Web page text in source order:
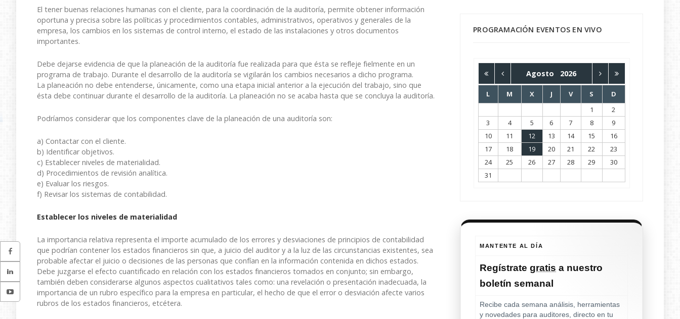
El tener buenas relaciones humanas con el cliente, para la coordinación de la auditoría, permite obtener información
oportuna y precisa sobre las políticas y procedimientos contables, administrativos, operativos y generales de la
empresa, los cambios en los sistemas de control interno, el estado de las instalaciones y otros documentos
importantes.
Debe dejarse evidencia de que la planeación de la auditoría fue realizada para que ésta se refleje fielmente en un
programa de trabajo. Durante el desarrollo de la auditoría se vigilarán los cambios necesarios a dicho programa.
La planeación no debe entenderse, únicamente, como una etapa inicial anterior a la ejecución del trabajo, sino que
ésta debe continuar durante el desarrollo de la auditoría. La planeación no se acaba hasta que se concluya la auditoría.
Podríamos considerar que los componentes clave de la planeación de una auditoría son:
a) Contactar con el cliente.
b) Identificar objetivos.
c) Establecer niveles de materialidad.
d) Procedimientos de revisión analítica.
e) Evaluar los riesgos.
f) Revisar los sistemas de contabilidad.
Establecer los niveles de materialidad
La importancia relativa representa el importe acumulado de los errores y desviaciones de principios de contabilidad
que podrían contener los estados financieros sin que, a juicio del auditor y a la luz de las circunstancias existentes, sea
probable afectar el juicio o decisiones de las personas que confían en la información contenida en dichos estados.
Debe juzgarse el efecto cuantificado en relación con los estados financieros tomados en conjunto; sin embargo,
también deben considerarse algunos aspectos cualitativos tales como: una revelación o presentación inadecuada, la
importancia de un rubro específico para la empresa en particular, el hecho de que el error o desviación afecte varios
rubros de los estados financieros, etcétera.
PROGRAMACIÓN EVENTOS EN VIVO
Agosto 2026
L M X J V S
D
1
2
3
4 5 6 7 8
9
10
11 12 13 14 15
16
17
18 19 20 21 22
23
24
25 26 27 28 29
30
31
MANTENTE AL DÍA
Regístrategratis a nuestro
boletín semanal
Recibe cada semana análisis, herramientas
y novedades para auditores, directo en tu